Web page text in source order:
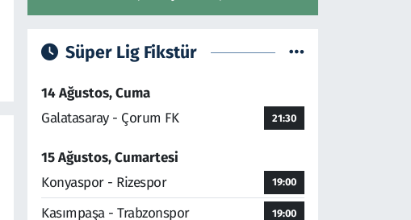
Süper Lig Fikstür
14 Ağustos, Cuma
Galatasaray - Çorum FK
21:30
15 Ağustos, Cumartesi
Konyaspor - Rizespor
19:00
Kasımpaşa - Trabzonspor 19:00